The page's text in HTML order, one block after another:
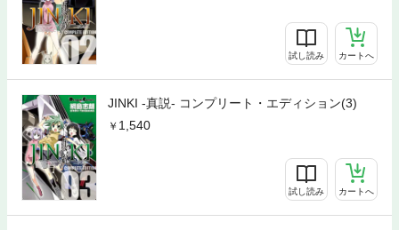
試し読み カートへ
JINKI -真説- コンプリート・エディション(3)
1,540
試し読み カートへ